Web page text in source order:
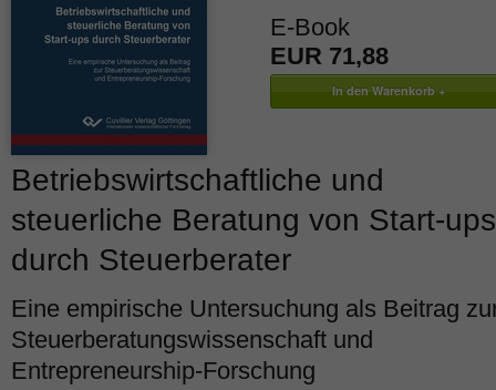
E-Book
EUR 71,88
Betriebswirtschaftliche und
steuerliche Beratung von Start-ups
durch Steuerberater
Eine empirische Untersuchung als Beitrag
Steuerberatungswissenschaft und
Entrepreneurship-Forschung